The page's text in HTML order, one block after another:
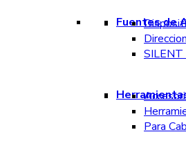
Fuentes de
SILENT
Para